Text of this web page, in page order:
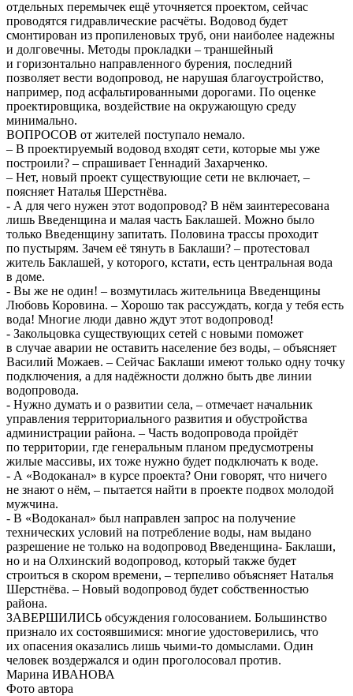
отдельных перемычек ещё уточняется проектом, сейчас
проводятся гидравлические расчёты. Водовод будет
смонтирован из пропиленовых труб, они наиболее надежны
и долговечны. Методы прокладки – траншейный
и горизонтально направленного бурения, последний
позволяет вести водопровод, не нарушая благоустройство,
например, под асфальтированными дорогами. По оценке
проектировщика, воздействие на окружающую среду
минимально.
ВОПРОСОВ от жителей поступало немало.
– В проектируемый водовод входят сети, которые мы уже
построили? – спрашивает Геннадий Захарченко.
– Нет, новый проект существующие сети не включает, –
поясняет Наталья Шерстнёва.
- А для чего нужен этот водопровод? В нём заинтересована
лишь Введенщина и малая часть Баклашей. Можно было
только Введенщину запитать. Половина трассы проходит
по пустырям. Зачем её тянуть в Баклаши? – протестовал
житель Баклашей, у которого, кстати, есть центральная вода
в доме.
- Вы же не один! – возмутилась жительница Введенщины
Любовь Коровина. – Хорошо так рассуждать, когда у тебя есть
вода! Многие люди давно ждут этот водопровод!
- Закольцовка существующих сетей с новыми поможет
в случае аварии не оставить население без воды, – объясняет
Василий Можаев. – Сейчас Баклаши имеют только одну точку
подключения, а для надёжности должно быть две линии
водопровода.
- Нужно думать и о развитии села, – отмечает начальник
управления территориального развития и обустройства
администрации района. – Часть водопровода пройдёт
по территории, где генеральным планом предусмотрены
жилые массивы, их тоже нужно будет подключать к воде.
- А «Водоканал» в курсе проекта? Они говорят, что ничего
не знают о нём, – пытается найти в проекте подвох молодой
мужчина.
- В «Водоканал» был направлен запрос на получение
технических условий на потребление воды, нам выдано
разрешение не только на водопровод Введенщина- Баклаши,
но и на Олхинский водопровод, который также будет
строиться в скором времени, – терпеливо объясняет Наталья
Шерстнёва. – Новый водопровод будет собственностью
района.
ЗАВЕРШИЛИСЬ обсуждения голосованием. Большинство
признало их состоявшимися: многие удостоверились, что
их опасения оказались лишь чьими-то домыслами. Один
человек воздержался и один проголосовал против.
Марина ИВАНОВА
Фото автора